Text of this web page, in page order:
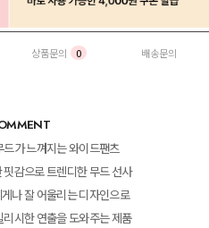
상품문의 0 배송문의
가 느껴지는 와이드팬츠
감으로 트렌디한 무드 선사
나 잘 어울리는 디자인으로
시한 연출을 도와주는 제품